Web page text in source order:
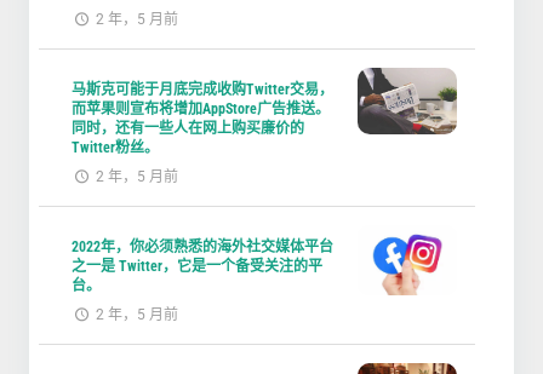
2 年，5 月前
马斯克可能于月底完成收购Twitter交易，
而苹果则宣布将增加AppStore广告推送。
同时，还有一些人在网上购买廉价的
Twitter粉丝。
2 年，5 月前
2022年，你必须熟悉的海外社交媒体平台
之一是 Twitter，它是一个备受关注的平
台。
2 年，5 月前